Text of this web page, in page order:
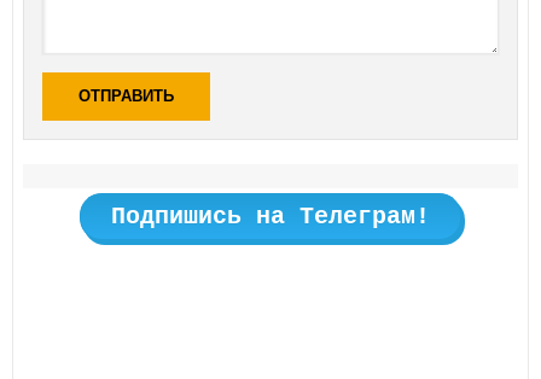
ОТПРАВИТЬ
Подпишись на Телеграм!